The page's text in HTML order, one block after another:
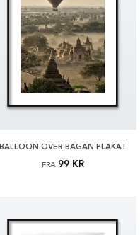
BALLOON OVER BAGAN PLAKAT
FRA 99 KR